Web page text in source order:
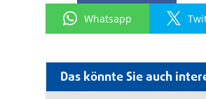
Das könnte Sie auch
Whatsapp